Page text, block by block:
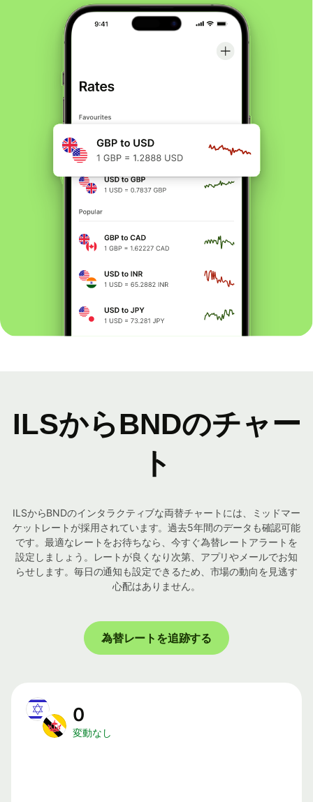
ILSからBNDのチャー
ト
ILSからBNDのインタラクティブな両替チャートには、ミッドマー
ケットレートが採用されています。過去5年間のデータも確認可能
です。最適なレートをお待ちなら、今すぐ為替レートアラートを
設定しましょう。レートが良くなり次第、アプリやメールでお知
らせします。毎日の通知も設定できるため、市場の動向を見逃す
心配はありません。
為替レートを追跡する
0
変動なし